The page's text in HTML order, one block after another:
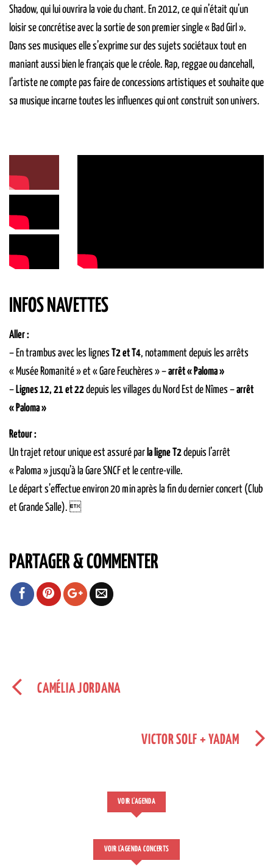
Shadow, qui lui ouvrira la voie du chant. En 2012, ce qui n’était qu’un
loisir se concrétise avec la sortie de son premier single « Bad Girl ».
Dans ses musiques elle s’exprime sur des sujets sociétaux tout en
maniant aussi bien le français que le créole. Rap, reggae ou dancehall,
l’artiste ne compte pas faire de concessions artistiques et souhaite que
sa musique incarne toutes les influences qui ont construit son univers.
INFOS NAVETTES
Aller :
– En trambus avec les lignes T2 et T4, notamment depuis les arrêts
« Musée Romanité » et « Gare Feuchères » –arrêt « Paloma »
– Lignes 12, 21 et 22depuis les villages du Nord Est de Nîmes –arrêt
« Paloma »
Retour :
Un trajet retour unique est assuré par la ligne T2depuis l’arrêt
« Paloma » jusqu’à la Gare SNCF et le centre-ville.
Le départ s’effectue environ 20 min après la fin du dernier concert (Club
et Grande Salle). 
PARTAGER & COMMENTER
CAMÉLIA JORDANA
VICTOR SOLF + YADAM
VOIR L'AGENDA
VOIR L'AGENDA CONCERTS